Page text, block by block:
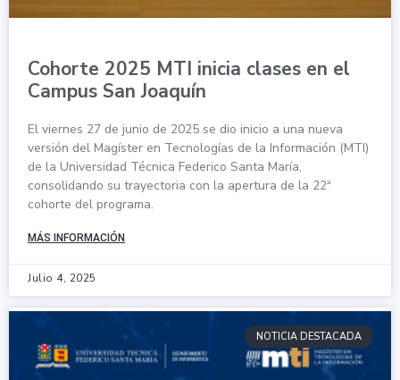
Cohorte 2025 MTI inicia clases en el
Campus San Joaquín
El viernes 27 de junio de 2025 se dio inicio a una nueva
versión del Magíster en Tecnologías de la Información (MTI)
de la Universidad Técnica Federico Santa María,
consolidando su trayectoria con la apertura de la 22ª
cohorte del programa.
MÁS INFORMACIÓN
Julio 4, 2025
NOTICIA DESTACADA